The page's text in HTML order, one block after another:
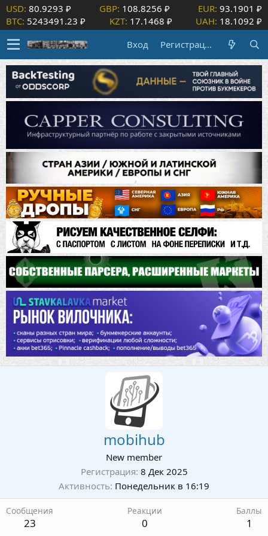
USD: 80.9293 ₽ GBP: 108.8256 ₽ EUR: 93.1901 ₽
BTC: 5243491.23 ₽ KZT: 17.1468 ₽ UAH: 18.1092 ₽
Вход
Регистрация
mobihub
New member
Регистрация 8 Дек 2025
Активность Понедельник в 16:19
Сообщения
23
Реакции
0
Баллы
1